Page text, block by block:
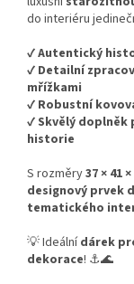
do interiéru
✔Autentický
✔ Detailní
mřížkami
✔ Robustní
✔Skvělý doplněk
historie
S rozměry37 × 41
designový prvek
tematického
💡 Ideálnídárek
dekorace! ⚓🌊